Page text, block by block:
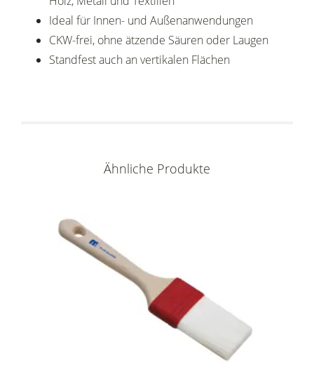
Ideal für Innen- und Außenanwendungen
CKW-frei, ohne ätzende Säuren oder Laugen
Standfest auch an vertikalen Flächen
Ähnliche Produkte